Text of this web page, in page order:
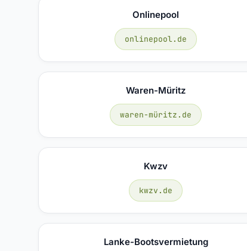
Onlinepool
onlinepool.de
Waren-Müritz
waren-müritz.de
Kwzv
kwzv.de
Lanke-Bootsvermietung